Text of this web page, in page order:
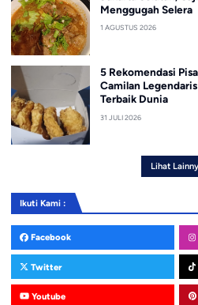
Menggugah Selera
1 AGUSTUS 2026
5 Rekomendasi
Camilan
Terbaik Dunia
31 JULI 2026
Lihat
Ikuti Kami :
Facebook
Twitter
Youtube